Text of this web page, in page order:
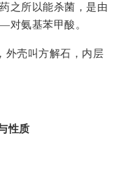
之所以能杀菌，是由
对氨基苯甲酸。
，外壳叫方解石，内层
性质